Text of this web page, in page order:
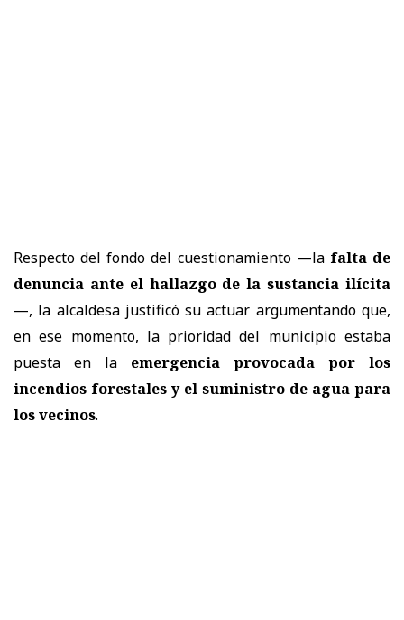
Respecto del fondo del cuestionamiento —la falta de
denuncia ante el hallazgo de la sustancia ilícita
—, la alcaldesa justificó su actuar argumentando que,
en ese momento, la prioridad del municipio estaba
puesta en la emergencia provocada por los
incendios forestales y el suministro de agua para
los vecinos.